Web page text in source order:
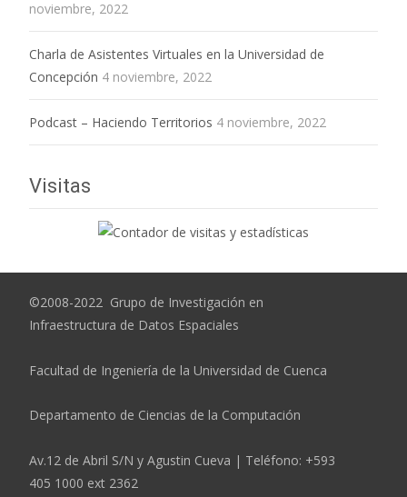
noviembre, 2022
Charla de Asistentes Virtuales en la Universidad de
Concepción 4 noviembre, 2022
Podcast – Haciendo Territorios 4 noviembre, 2022
Visitas
©2008-2022 Grupo de Investigación en
Infraestructura de Datos Espaciales
Facultad de Ingeniería de la Universidad de Cuenca
Departamento de Ciencias de la Computación
Av.12 de Abril S/N y Agustin Cueva | Teléfono: +593
405 1000 ext 2362